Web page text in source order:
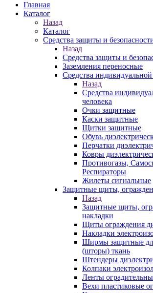
Главная
Каталог
Назад
Каталог
Средства защиты и
Назад
Средства защиты и
Заземления переносные
Средства
Назад
Средства
человека
Очки защитные
Каски защитные
Щитки защитные
Обувь
Перчатки
Ковры
Противогазы,
Респираторы
Жилеты сигнальные
Защитные щиты,
Назад
Защитные щиты,
накладки
Щиты ограждения
Накладки
Ширмы защитные
(шторы) ткань
Штендеры
Колпаки
Ленты
Вехи пластиковые